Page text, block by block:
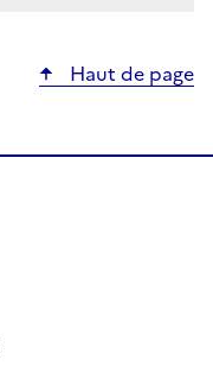
Haut de page